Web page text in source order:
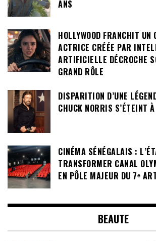
ANS
HOLLYWOOD FRANCHIT UN
ACTRICE CRÉÉE PAR
ARTIFICIELLE DÉCROCHE
GRAND RÔLE
DISPARITION D’UNE
CHUCK NORRIS S’ÉTEINT
CINÉMA SÉNÉGALAIS :
TRANSFORMER CANAL
EN PÔLE MAJEUR DU 7ᵉ
BEAUTE